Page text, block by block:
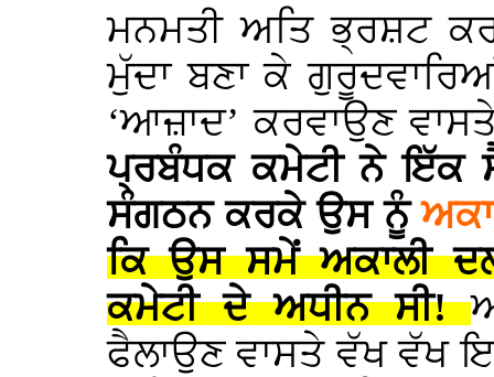
ਮਨਮਤੀ ਅਤਿ ਭ੍ਰਸ਼ਟ
ਮੁੱਦਾ ਬਣਾ ਕੇ
‘ਆਜ਼ਾਦ’ ਕਰਵਾਉਣ
ਪ੍ਰਬੰਧਕ ਕਮੇਟੀ ਨੇ ਇੱਕ
ਸੰਗਠਨ ਕਰਕੇ ਉਸ ਨੂੰ
ਕਿ ਉਸ ਸਮੇਂ ਅਕਾਲੀ
ਕਮੇਟੀ ਦੇ ਅਧੀਨ ਸੀ!
ਫੈਲਾਉਣ ਵਾਸਤੇ ਵੱਖ ਵੱਖ